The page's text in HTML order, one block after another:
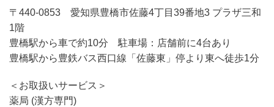
〒440-0853 愛知県豊橋市佐藤4丁目39番地3 プラザ三和
1階
豊橋駅から車で約10分 駐車場：店舗前に4台あり
豊橋駅から豊鉄バス西口線「佐藤東」停より東へ徒歩1分
＜お取扱いサービス＞
薬局 (漢方専門)